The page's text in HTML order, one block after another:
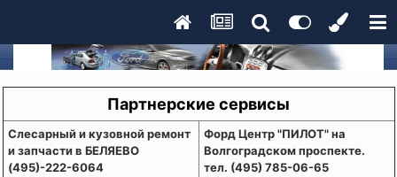
Партнерские сервисы
Слесарный и кузовной ремонт
и запчасти в БЕЛЯЕВО
(495)-222-6064
Форд Центр "ПИЛОТ" на
Волгоградском проспекте.
тел. (495) 785-06-65